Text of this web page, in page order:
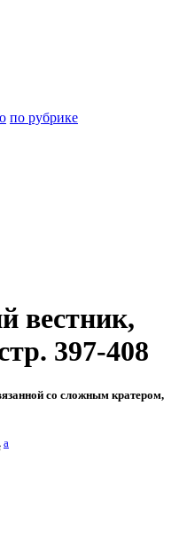
по рубрике
вестник,
397-408
со сложным кратером,
a